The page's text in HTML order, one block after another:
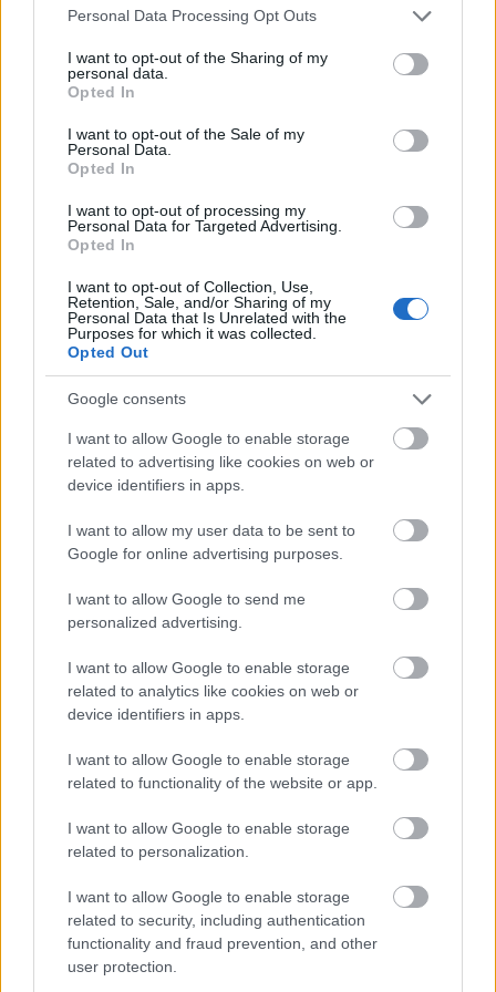
Please note that this website/app uses one or more Google
not limited to your visit or usage behaviour. You may click to
grant or deny consent to Google and its third-party tags to
use your data for below specified purposes in below Google
consent section.
Personal Data Processing Opt Outs
I want to opt-out of the Sharing of my
personal data.
Opted In
I want to opt-out of the Sale of my
Personal Data.
Opted In
I want to opt-out of processing my
Personal Data for Targeted Advertising.
Opted In
I want to opt-out of Collection, Use,
Retention, Sale, and/or Sharing of my
Personal Data that Is Unrelated with the
Purposes for which it was collected.
Opted Out
Google consents
I want to allow Google to enable storage
related to advertising like cookies on web or
device identifiers in apps.
I want to allow my user data to be sent to
Google for online advertising purposes.
I want to allow Google to send me
personalized advertising.
I want to allow Google to enable storage
related to analytics like cookies on web or
device identifiers in apps.
I want to allow Google to enable storage
related to functionality of the website or app.
I want to allow Google to enable storage
related to personalization.
I want to allow Google to enable storage
related to security, including authentication
functionality and fraud prevention, and other
user protection.
"Az előadás azért is siker mindenütt, mert olyan
zenei nyelven íródott, amely használja az 1970-es,
80-as évek különböz
m ű
fajait, így a boogie-
woogiet, a rock and rollt, de belefér a történet
ábrázolásába a polgári otthont megjelenít
is, és mindezt remek egységbe f
így kialakult összhangzás egy gyönyörű
, szívhez
szóló világot ad a muzsikában. Nem is gondolnánk,
a musical, sok zenei színnel, mélységgel, lélekkel.
Tóth Loon rendezőNyilas Misi történetén keresztül
horizontot jelent az előadásban" - mondta a darab
kapcsán a Liszt Ferenc-díjasOberfrank Péter.
Szereposztás
Nyilas Misi | ARBAS SOCIAS CARLOS / PATÓ BÁLINT
Igazgató | BENCZÉDI SÁNDOR
Valkay tanár úr | SZELES JÓZSEF
Gyéres tanár úr, osztályfőnök | MÁTÉ P. GÁBOR
Sarkadi tanár úr, elnök | NYIRKÓ ISTVÁN
Szüts Istók, tornatanár | SZ
CS LÁSZLÓ
István bácsi, pedellus | VAJDA KÁROLY